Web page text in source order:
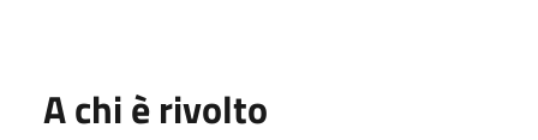
A chi è rivolto